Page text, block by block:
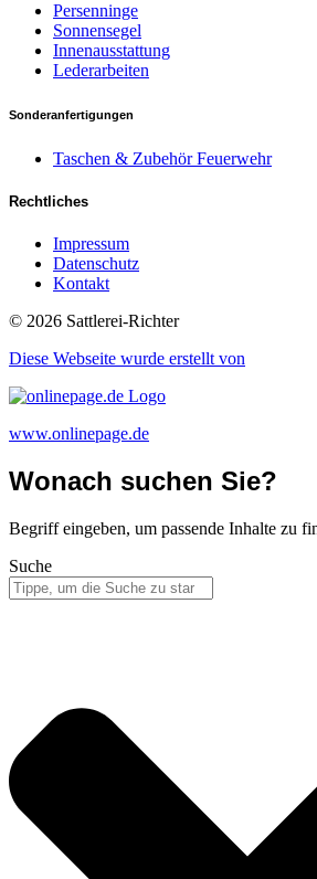
Persenninge
Sonnensegel
Innenausstattung
Lederarbeiten
Sonderanfertigungen
Taschen & Zubehör Feuerwehr
Rechtliches
Impressum
Datenschutz
Kontakt
© 2026 Sattlerei-Richter
Diese Webseite wurde erstellt von​
www.onlinepage.de
Wonach suchen Sie?
Begriff eingeben, um passende Inhalte zu
Suche